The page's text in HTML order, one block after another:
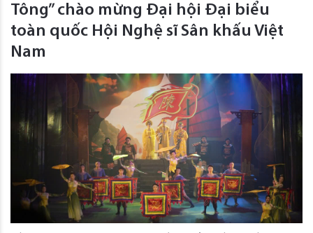
Tông” chào mừng Đại hội Đại biểu
toàn quốc Hội Nghệ sĩ Sân khấu Việt
Nam